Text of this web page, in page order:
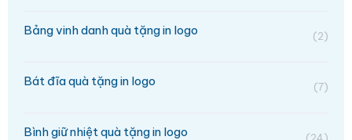
Bảng vinh danh quà tặng in logo (2)
Bát đĩa quà tặng in logo (7)
Bình giữ nhiệt quà tặng in logo